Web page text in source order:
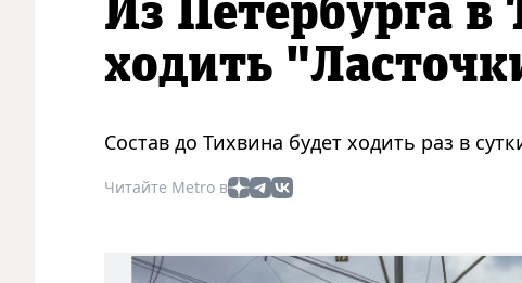
Из Петербурга в
ходить
Состав до Тихвина будет ходить раз в
Читайте Metro в